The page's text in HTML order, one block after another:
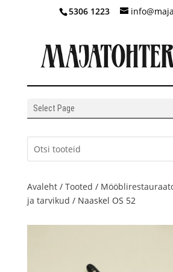
5306 1223
Select Page
Avaleht/ Tooted /
ja tarvikud / Naaskel OS 52